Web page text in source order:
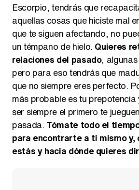
Escorpio, tendrás que
aquellas cosas que hiciste mal
que te siguen afectando, no
un témpano de hielo. Quieres
relaciones del pasado,
pero para eso tendrás que
que no siempre eres perfecto.
más probable es tu prepotencia
ser siempre el primero te
pasada. Tómate todo el
para encontrarte a ti mismo y,
estás y hacia dónde quieres